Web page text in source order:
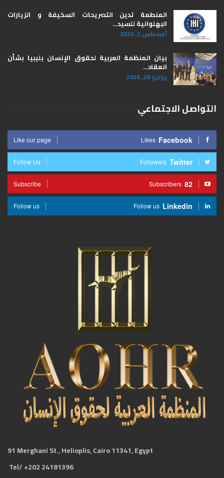
المنطمة تدين التصريحات السخيفة و الزيارات
البهلوانية للسيد…
أغسطس 2, 2026
بيان المنظمة العربية لحقوق الإنسان بليبيا ​بشأن
انعقاد…
يوليو 28, 2026
التواصل الاجتماعي
Facebook
Likes
Like our page
Twitter
Followers
Follow Us
82
Subscribers
Subscribe
Linkedin
Follow us
Follow us
91 Merghani St., Helioplis, Cairo 11341, Egypt
Tel/ +202 24181396